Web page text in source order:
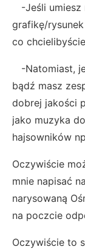
-Jeśli umiesz
grafikę/
co
-Natomiast,
bądź masz
dobrej jakości
jako muzyka
hajsowników
Oczywiście
mnie napisać
narysowaną
na poczcie
Oczywiście to